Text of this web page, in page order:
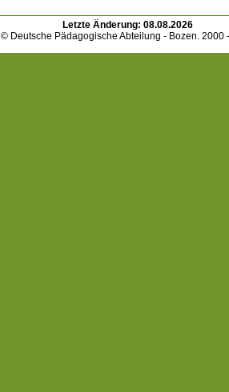
Letzte Änderung: 08.08.2026
© Deutsche Pädagogische Abteilung - Bozen. 2000